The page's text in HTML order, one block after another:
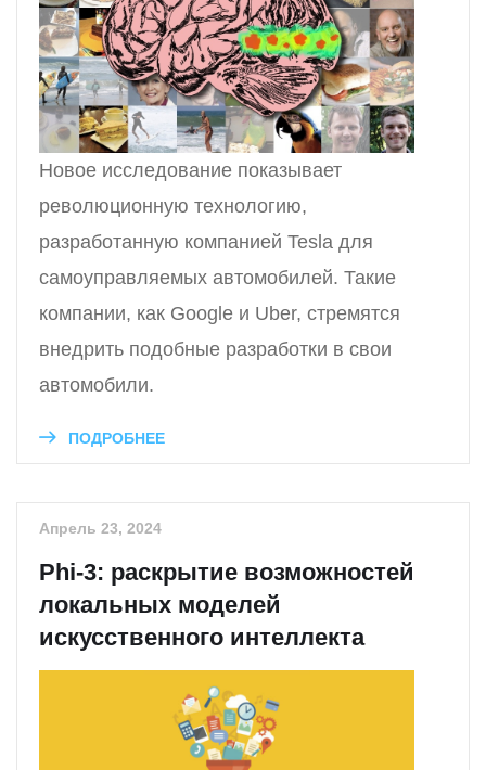
Новое исследование показывает
революционную технологию,
разработанную компанией Tesla для
самоуправляемых автомобилей. Такие
компании, как Google и Uber, стремятся
внедрить подобные разработки в свои
автомобили.
ПОДРОБНЕЕ
Апрель 23, 2024
Phi-3: раскрытие возможностей
локальных моделей
искусственного интеллекта